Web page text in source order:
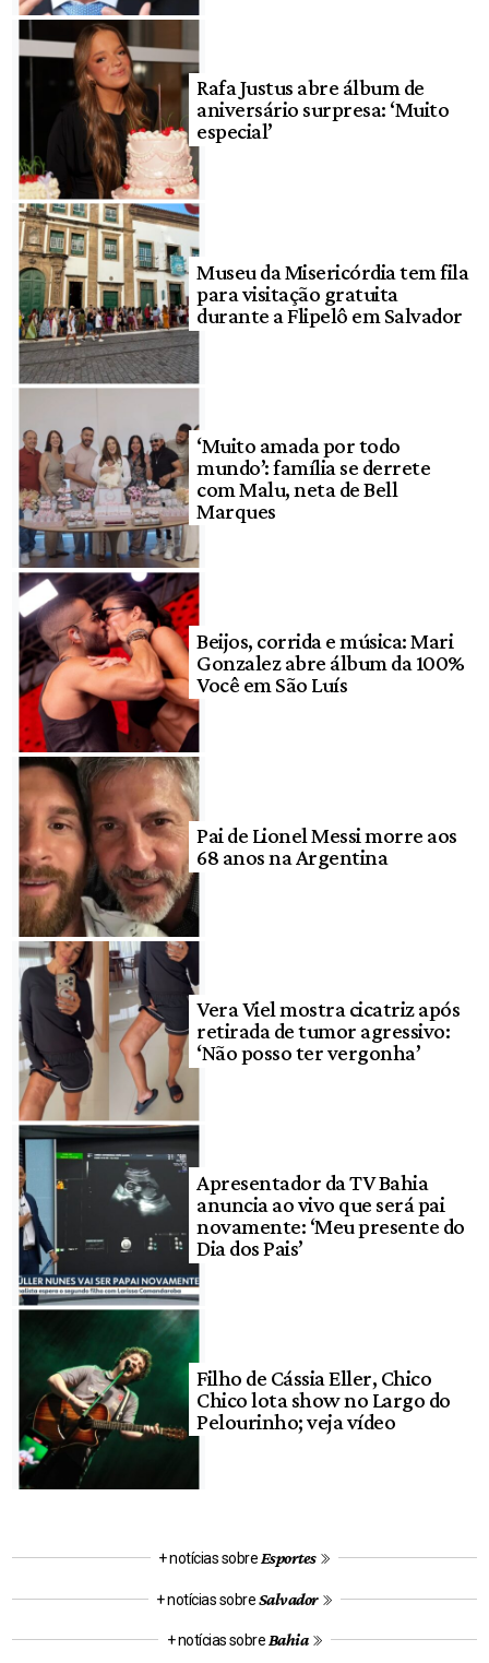
Rafa Justus abre álbum de
aniversário surpresa: ‘Muito
especial’
Museu da Misericórdia tem fila
para visitação gratuita
durante a Flipelô em Salvador
‘Muito amada por todo
mundo’: família se derrete
com Malu, neta de Bell
Marques
Beijos, corrida e música: Mari
Gonzalez abre álbum da 100%
Você em São Luís
Pai de Lionel Messi morre aos
68 anos na Argentina
Vera Viel mostra cicatriz após
retirada de tumor agressivo:
‘Não posso ter vergonha’
Apresentador da TV Bahia
anuncia ao vivo que será pai
novamente: ‘Meu presente do
Dia dos Pais’
Filho de Cássia Eller, Chico
Chico lota show no Largo do
Pelourinho; veja vídeo
+ notícias sobre Esportes
+ notícias sobreSalvador
+ notícias sobre Bahia